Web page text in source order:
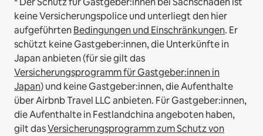
keine Versicherungspolice und unterliegt den hier
aufgeführtenBedingungen und Einschränkungen. Er
schützt keine Gastgeber:innen, die Unterkünfte in
Japan anbieten (für sie gilt das
Versicherungsprogramm für Gastgeber:innen in
Japan) und keine Gastgeber:innen, die Aufenthalte
über Airbnb Travel LLC anbieten. Für Gastgeber:innen,
die Aufenthalte in Festlandchina angeboten haben,
gilt dasVersicherungsprogramm zum Schutz von